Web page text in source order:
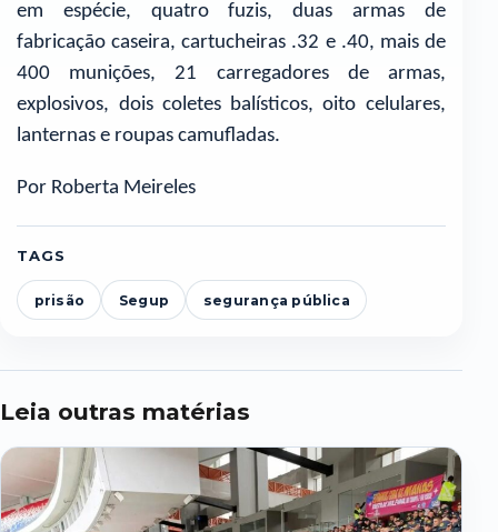
em espécie, quatro fuzis, duas armas de
fabricação caseira, cartucheiras .32 e .40, mais de
400 munições, 21 carregadores de armas,
explosivos, dois coletes balísticos, oito celulares,
lanternas e roupas camufladas.
Por Roberta Meireles
TAGS
prisão Segup segurança pública
Leia outras matérias